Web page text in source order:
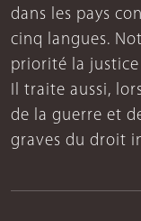
dans les pays
cinq langues.
priorité la
Il traite aussi,
de la guerre et
graves du droit